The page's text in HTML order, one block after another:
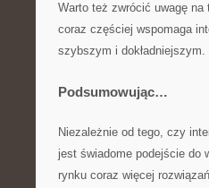
Warto też zwrócić uwagę
coraz częściej wspomaga
szybszym i dokładniejszym.
Podsumowując…
Niezależnie od tego, czy
jest świadome podejście do
rynku coraz więcej